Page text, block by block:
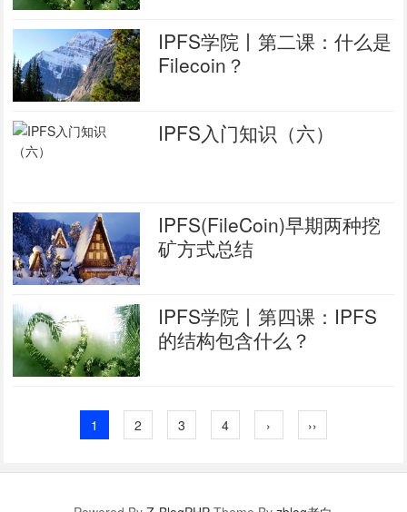
IPFS学院丨第二课：什么是
Filecoin？
IPFS入门知识（六）
IPFS(FileCoin)早期两种挖
矿方式总结
IPFS学院丨第四课：IPFS
的结构包含什么？
1 2 3 4 › ››